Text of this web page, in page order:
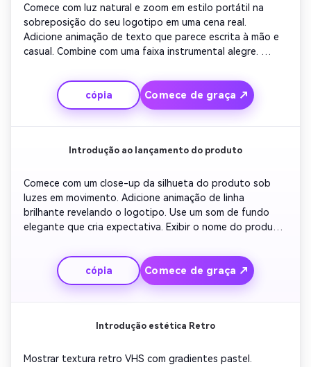
Comece com luz natural e zoom em estilo portátil na
sobreposição do seu logotipo em uma cena real.
Adicione animação de texto que parece escrita à mão e
casual. Combine com uma faixa instrumental alegre.
diária para obter energia. Terminar com um fade limpo
para outro com uma mensagem de assinatura amigável e
música calma.
cópia Comece de graça ↗
Introdução ao lançamento do produto
Comece com um close-up da silhueta do produto sob
luzes em movimento. Adicione animação de linha
brilhante revelando o logotipo. Use um som de fundo
elegante que cria expectativa. Exibir o nome do produto
outro piscando o slogan da marca sobre um fundo de
cor de marca.
cópia Comece de graça ↗
Introdução estética Retro
Mostrar textura retro VHS com gradientes pastel.